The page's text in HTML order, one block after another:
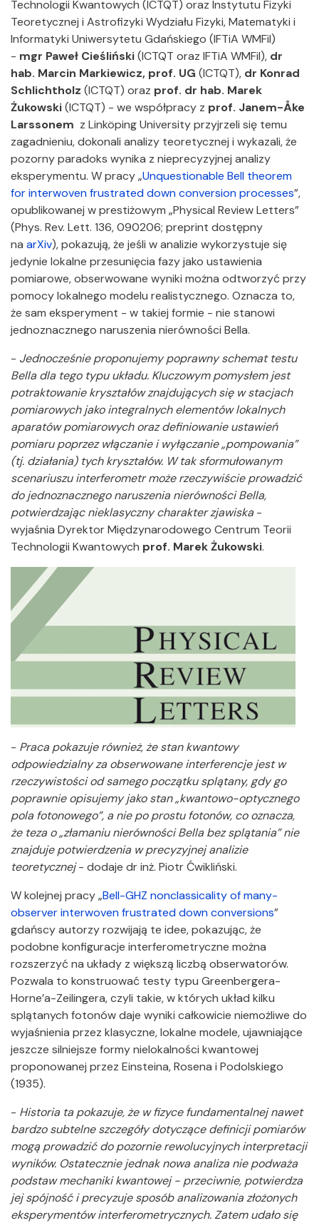
Technologii Kwantowych (ICTQT) oraz Instytutu Fizyki
Teoretycznej i Astrofizyki Wydziału Fizyki, Matematyki i
Informatyki Uniwersytetu Gdańskiego (IFTiA WMFiI)
- mgr Paweł Cieśliński(ICTQT oraz IFTiA WMFiI), dr
hab. Marcin Markiewicz, prof. UG (ICTQT), dr Konrad
Schlichtholz (ICTQT) oraz prof. dr hab. Marek
Żukowski(ICTQT) - we współpracy z prof. Janem-Åke
Larssonem z Linköping University przyjrzeli się temu
zagadnieniu, dokonali analizy teoretycznej i wykazali, że
pozorny paradoks wynika z nieprecyzyjnej analizy
eksperymentu. W pracy „Unquestionable Bell theorem
for interwoven frustrated down conversion processes”,
opublikowanej w prestiżowym „Physical Review Letters”
(Phys. Rev. Lett. 136, 090206; preprint dostępny
na arXiv), pokazują, że jeśli w analizie wykorzystuje się
jedynie lokalne przesunięcia fazy jako ustawienia
pomiarowe, obserwowane wyniki można odtworzyć przy
pomocy lokalnego modelu realistycznego. Oznacza to,
że sam eksperyment - w takiej formie - nie stanowi
jednoznacznego naruszenia nierówności Bella.
- Jednocześnie proponujemy poprawny schemat testu
Bella dla tego typu układu. Kluczowym pomysłem jest
potraktowanie kryształów znajdujących się w stacjach
pomiarowych jako integralnych elementów lokalnych
aparatów pomiarowych oraz definiowanie ustawień
pomiaru poprzez włączanie i wyłączanie „pompowania”
(tj. działania) tych kryształów. W tak sformułowanym
scenariuszu interferometr może rzeczywiście prowadzić
do jednoznacznego naruszenia nierówności Bella,
potwierdzając nieklasyczny charakter zjawiska -
wyjaśnia Dyrektor Międzynarodowego Centrum Teorii
Technologii Kwantowych prof. Marek Żukowski.
- Praca pokazuje również, że stan kwantowy
odpowiedzialny za obserwowane interferencje jest w
rzeczywistości od samego początku splątany, gdy go
poprawnie opisujemy jako stan „kwantowo-optycznego
pola fotonowego”, a nie po prostu fotonów, co oznacza,
że teza o „złamaniu nierówności Bella bez splątania” nie
znajduje potwierdzenia w precyzyjnej analizie
teoretycznej- dodaje dr inż. Piotr Ćwikliński.
W kolejnej pracy „Bell-GHZ nonclassicality of many-
observer interwoven frustrated down conversions”
gdańscy autorzy rozwijają te idee, pokazując, że
podobne konfiguracje interferometryczne można
rozszerzyć na układy z większą liczbą obserwatorów.
Pozwala to konstruować testy typu Greenbergera-
Horne’a-Zeilingera, czyli takie, w których układ kilku
splątanych fotonów daje wyniki całkowicie niemożliwe do
wyjaśnienia przez klasyczne, lokalne modele, ujawniające
jeszcze silniejsze formy nielokalności kwantowej
proponowanej przez Einsteina, Rosena i Podolskiego
(1935).
- Historia ta pokazuje, że w fizyce fundamentalnej nawet
bardzo subtelne szczegóły dotyczące definicji pomiarów
mogą prowadzić do pozornie rewolucyjnych interpretacji
wyników. Ostatecznie jednak nowa analiza nie podważa
podstaw mechaniki kwantowej - przeciwnie, potwierdza
jej spójność i precyzuje sposób analizowania złożonych
eksperymentów interferometrycznych. Zatem udało się